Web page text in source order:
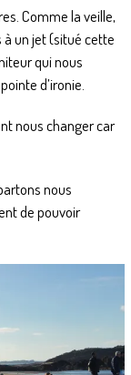
Comme la veille,
un jet (situé cette
qui nous
d’ironie.
nous changer car
nous
de pouvoir